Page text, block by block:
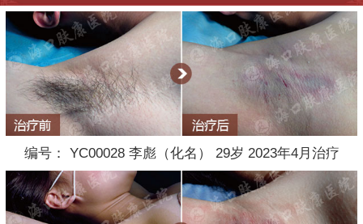
编号： YC00028 李彪（化名） 29岁 2023年4月治疗